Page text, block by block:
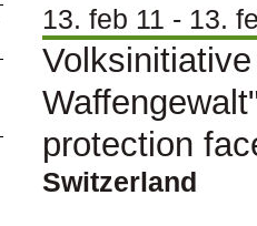
13. feb 11 - 13.
protection
Switzerland